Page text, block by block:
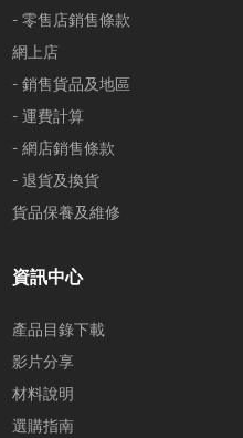
- 零售店銷售條款
網上店
- 銷售貨品及地區
- 運費計算
- 網店銷售條款
- 退貨及換貨
貨品保養及維修
資訊中心
產品目錄下載
影片分享
材料說明
選購指南